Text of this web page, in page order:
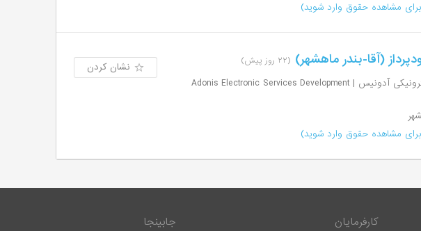
مشاهده حقوق وارد شوید)
(آقا-بندر ماهشهر) (۲۲ روز پیش)
توسعه خدمات الکترونیکی آدونیس | Adonis Electronic Services Development
مشاهده حقوق وارد شوید)
نشان کردن
کارفرمایان جابینجا